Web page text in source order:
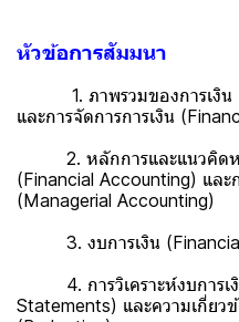
หัวข้อการสัมมนา
1. ภาพรวมของการเงิน
และการจัดการการเงิน
2. หลักการและแนวคิดหลั
(Financial Accounting) และ
(Managerial Accounting)
3. งบการเงิน
4. การวิเคราะห์งบการเงิ
Statements) และความเกี่ยว